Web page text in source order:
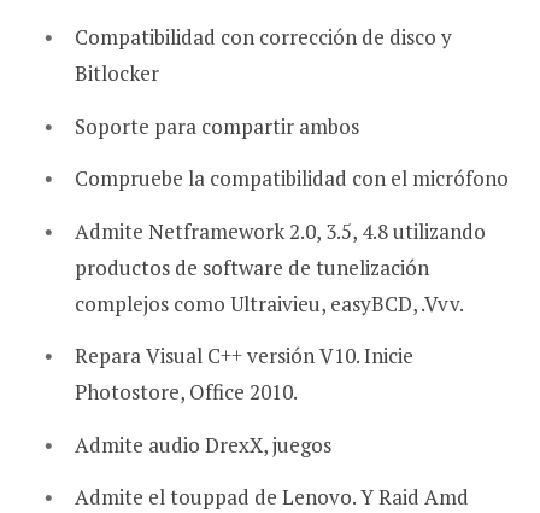
Compatibilidad con corrección de disco y
Bitlocker
Soporte para compartir ambos
Compruebe la compatibilidad con el micrófono
Admite Netframework 2.0, 3.5, 4.8 utilizando
productos de software de tunelización
complejos como Ultraivieu, easyBCD, .Vvv.
Repara Visual C++ versión V10. Inicie
Photostore, Office 2010.
Admite audio DrexX, juegos
Admite el touppad de Lenovo. Y Raid Amd